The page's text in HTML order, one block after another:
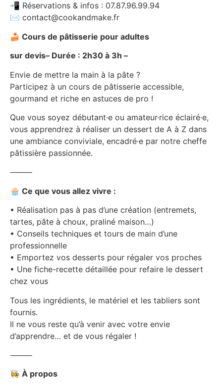
📲 Réservations & infos : 07.87.96.99.94
✉️ contact@cookandmake.fr
🍰 Cours de pâtisserie pour adultes
sur devis– Durée : 2h30 à 3h –
Envie de mettre la main à la pâte ?
Participez à un cours de pâtisserie accessible,
gourmand et riche en astuces de pro !
Que vous soyez débutant·e ou amateur·rice éclairé·e,
vous apprendrez à réaliser un dessert de A à Z dans
une ambiance conviviale, encadré·e par notre cheffe
pâtissière passionnée.
⸻
🧁 Ce que vous allez vivre :
• Réalisation pas à pas d’une création (entremets,
tartes, pâte à choux, praliné maison…)
• Conseils techniques et tours de main d’une
professionnelle
• Emportez vos desserts pour régaler vos proches
• Une fiche-recette détaillée pour refaire le dessert
chez vous
Tous les ingrédients, le matériel et les tabliers sont
fournis.
Il ne vous reste qu’à venir avec votre envie
d’apprendre… et de vous régaler !
⸻
👩‍🍳 À propos